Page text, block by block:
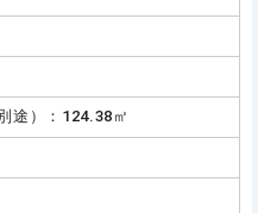
途）：124.38㎡